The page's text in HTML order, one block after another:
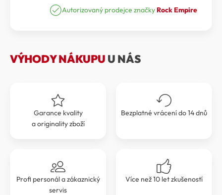
Autorizovaný prodejce značky Rock Empire
VÝHODY NÁKUPU U NÁS
Garance kvality
a originality zboží
Bezplatné vrácení do 14 dnů
Profi personál a zákaznický
servis
Více než 10 let zkušeností